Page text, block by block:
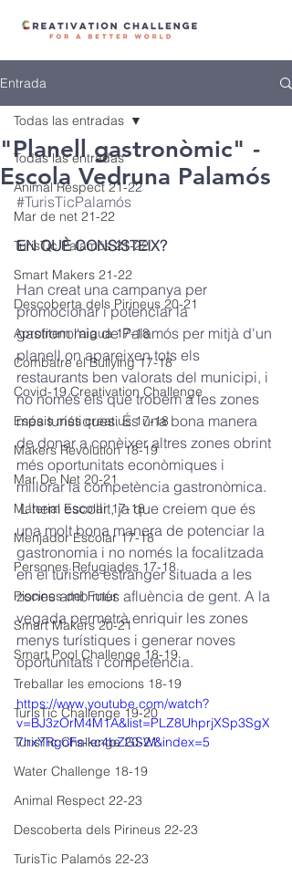
Entrada
Todas las entradas
Animal Respect 21-22
Mar de net 21-22
TurisTic Palamós 21-22
Smart Makers 21-22
Descoberta dels Pirineus 20-21
Aprofitem l'aigua 17-18
Combatre el Bullying 17-18
Covid-19 Creativation Challenge
Espais més creatius 17-18
Makers Revolution 18-19
Mar De Net 20-21
Material Escolar 17-18
Menjador Escolar 17-18
Persones Refugiades 17-18
Piscines del Futur
Smart Makers 20-21
Smart Pool Challenge 18-19
Treballar les emocions 18-19
TurisTic Challenge 19-20
TurisTic Challenge 20-21
Water Challenge 18-19
Animal Respect 22-23
Descoberta dels Pirineus 22-23
TurisTic Palamós 22-23
Todas las entradas
"Planell gastronòmic" -
Escola Vedruna Palamós
#TurisTicPalamós
EN QUÈ CONSISTEIX?
Han creat una campanya per
promocionar i potenciar la
gastronomia de Palamós per mitjà d'un
planell on apareixen tots els
restaurants ben valorats del municipi, i
no només els que trobem a les zones
més turístiques. És una bona manera
de donar a conèixer altres zones obrint
més oportunitats econòmiques i
millorar la competència gastronòmica.
L'hem escollit, ja que creiem que és
una molt bona manera de potenciar la
gastronomia i no només la focalitzada
en el turisme estranger situada a les
zones amb més afluència de gent. A la
vegada permetrà enriquir les zones
menys turístiques i generar noves
oportunitats i competència.
https://www.youtube.com/watch?
v=BJ3zOrM4M1A&list=PLZ8UhprjXSp3SgX
7hxYRgoFs-kc4bZGSW&index=5